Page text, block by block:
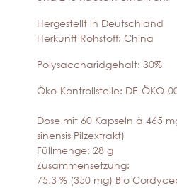
Hergestellt in Deutschland
Herkunft Rohstoff: China
Polysaccharidgehalt: 30%
Öko-Kontrollstelle: DE-ÖKO-
Dose mit 60 Kapseln à 465
sinensis Pilzextrakt)
Füllmenge: 28 g
Zusammensetzung:
75,3 % (350 mg) Bio